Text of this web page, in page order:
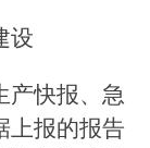
设
产快报、急
上报的报告